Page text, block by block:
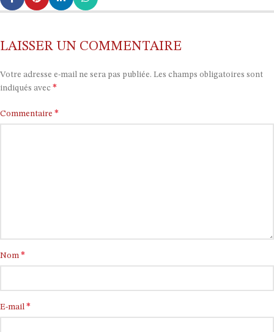
LAISSER UN COMMENTAIRE
Votre adresse e-mail ne sera pas publiée. Les champs obligatoires sont
indiqués avec *
Commentaire *
Nom *
E-mail *